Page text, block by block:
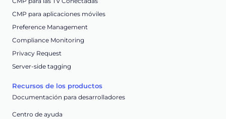
CMP para aplicaciones móviles
Preference Management
Compliance Monitoring
Privacy Request
Server-side tagging
Recursos de los productos
Documentación para desarrolladores
Centro de ayuda